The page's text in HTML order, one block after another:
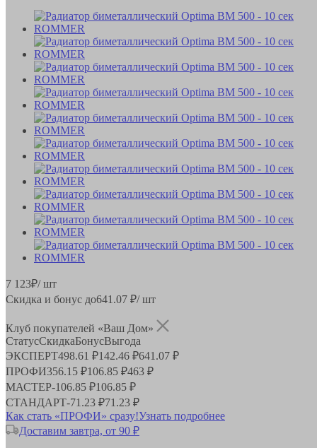
7 123₽/ шт
Скидка и бонус до641.07 ₽/ шт
Клуб покупателей «Ваш Дом»
СтатусСкидкаБонусВыгода
ЭКСПЕРТ498.61 ₽142.46 ₽641.07 ₽
ПРОФИ356.15 ₽106.85 ₽463 ₽
МАСТЕР-106.85 ₽106.85 ₽
СТАНДАРТ-71.23 ₽71.23 ₽
Как стать «ПРОФИ» сразу!Узнать подробнее
Доставим завтра, от 90 ₽